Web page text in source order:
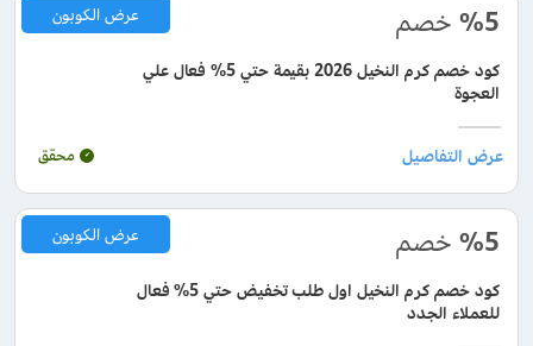
%5 خصم
كود خصم كرم النخيل 2026 بقيمة حتي 5% فعال علي
العجوة
عرض الكوبون
محقق
%5 خصم
كود خصم كرم النخيل اول طلب تخفيض حتي 5% فعال
للعملاء الجدد
عرض الكوبون